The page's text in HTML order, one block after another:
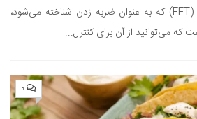
تکنیک آزاد سازی عاطفی یا (EFT) که به عنوان ضربه زدن شناخته می‌شود،
می‌توانید از آن برای کنترل...
۰